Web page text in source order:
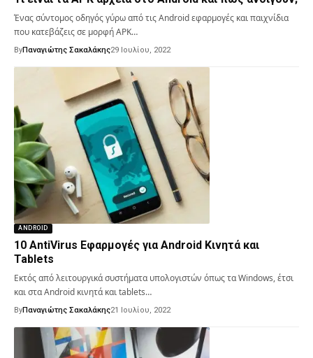
Ένας σύντομος οδηγός γύρω από τις Android εφαρμογές και παιχνίδια
που κατεβάζεις σε μορφή APK…
ByΠαναγιώτης Σακαλάκης29 Ιουλίου, 2022
ANDROID
10 AntiVirus Εφαρμογές για Android Κινητά και
Tablets
Εκτός από λειτουργικά συστήματα υπολογιστών όπως τα Windows, έτσι
και στα Android κινητά και tablets…
ByΠαναγιώτης Σακαλάκης21 Ιουλίου, 2022